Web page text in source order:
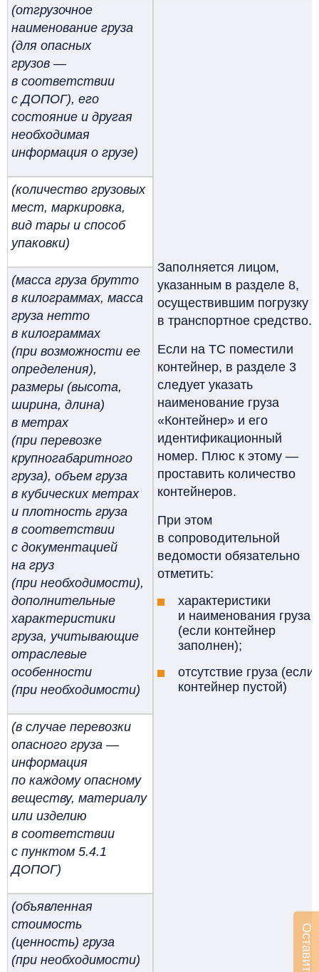
(отгрузочное
наименование груза
(для опасных
грузов —
в соответствии
с ДОПОГ), его
состояние и другая
необходимая
информация о грузе)
Заполняется лицом,
указанным в разделе 8,
осуществившим погрузку
в транспортное средство.
Если на ТС поместили
контейнер, в разделе 3
следует указать
наименование груза
«Контейнер» и его
идентификационный
номер. Плюс к этому —
проставить количество
контейнеров.
При этом
в сопроводительной
ведомости обязательно
отметить:
характеристики
и наименования груза
(если контейнер
заполнен);
отсутствие груза (если
контейнер пустой)
(количество грузовых
мест, маркировка,
вид тары и способ
упаковки)
(масса груза брутто
в килограммах, масса
груза нетто
в килограммах
(при возможности ее
определения),
размеры (высота,
ширина, длина)
в метрах
(при перевозке
крупногабаритного
груза), объем груза
в кубических метрах
и плотность груза
в соответствии
с документацией
на груз
(при необходимости),
дополнительные
характеристики
груза, учитывающие
отраслевые
особенности
(при необходимости)
(в случае перевозки
опасного груза —
информация
по каждому опасному
веществу, материалу
или изделию
в соответствии
с пунктом 5.4.1
ДОПОГ)
(объявленная
стоимость
(ценность) груза
(при необходимости)